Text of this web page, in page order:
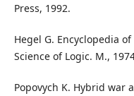
Press, 1992.
Hegel G. Encyclopedia
Science of Logic. M.,
Popovych K. Hybrid war